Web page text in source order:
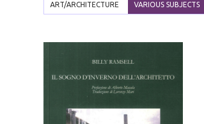
ART/ARCHITECTURE VARIOUS SUBJECTS